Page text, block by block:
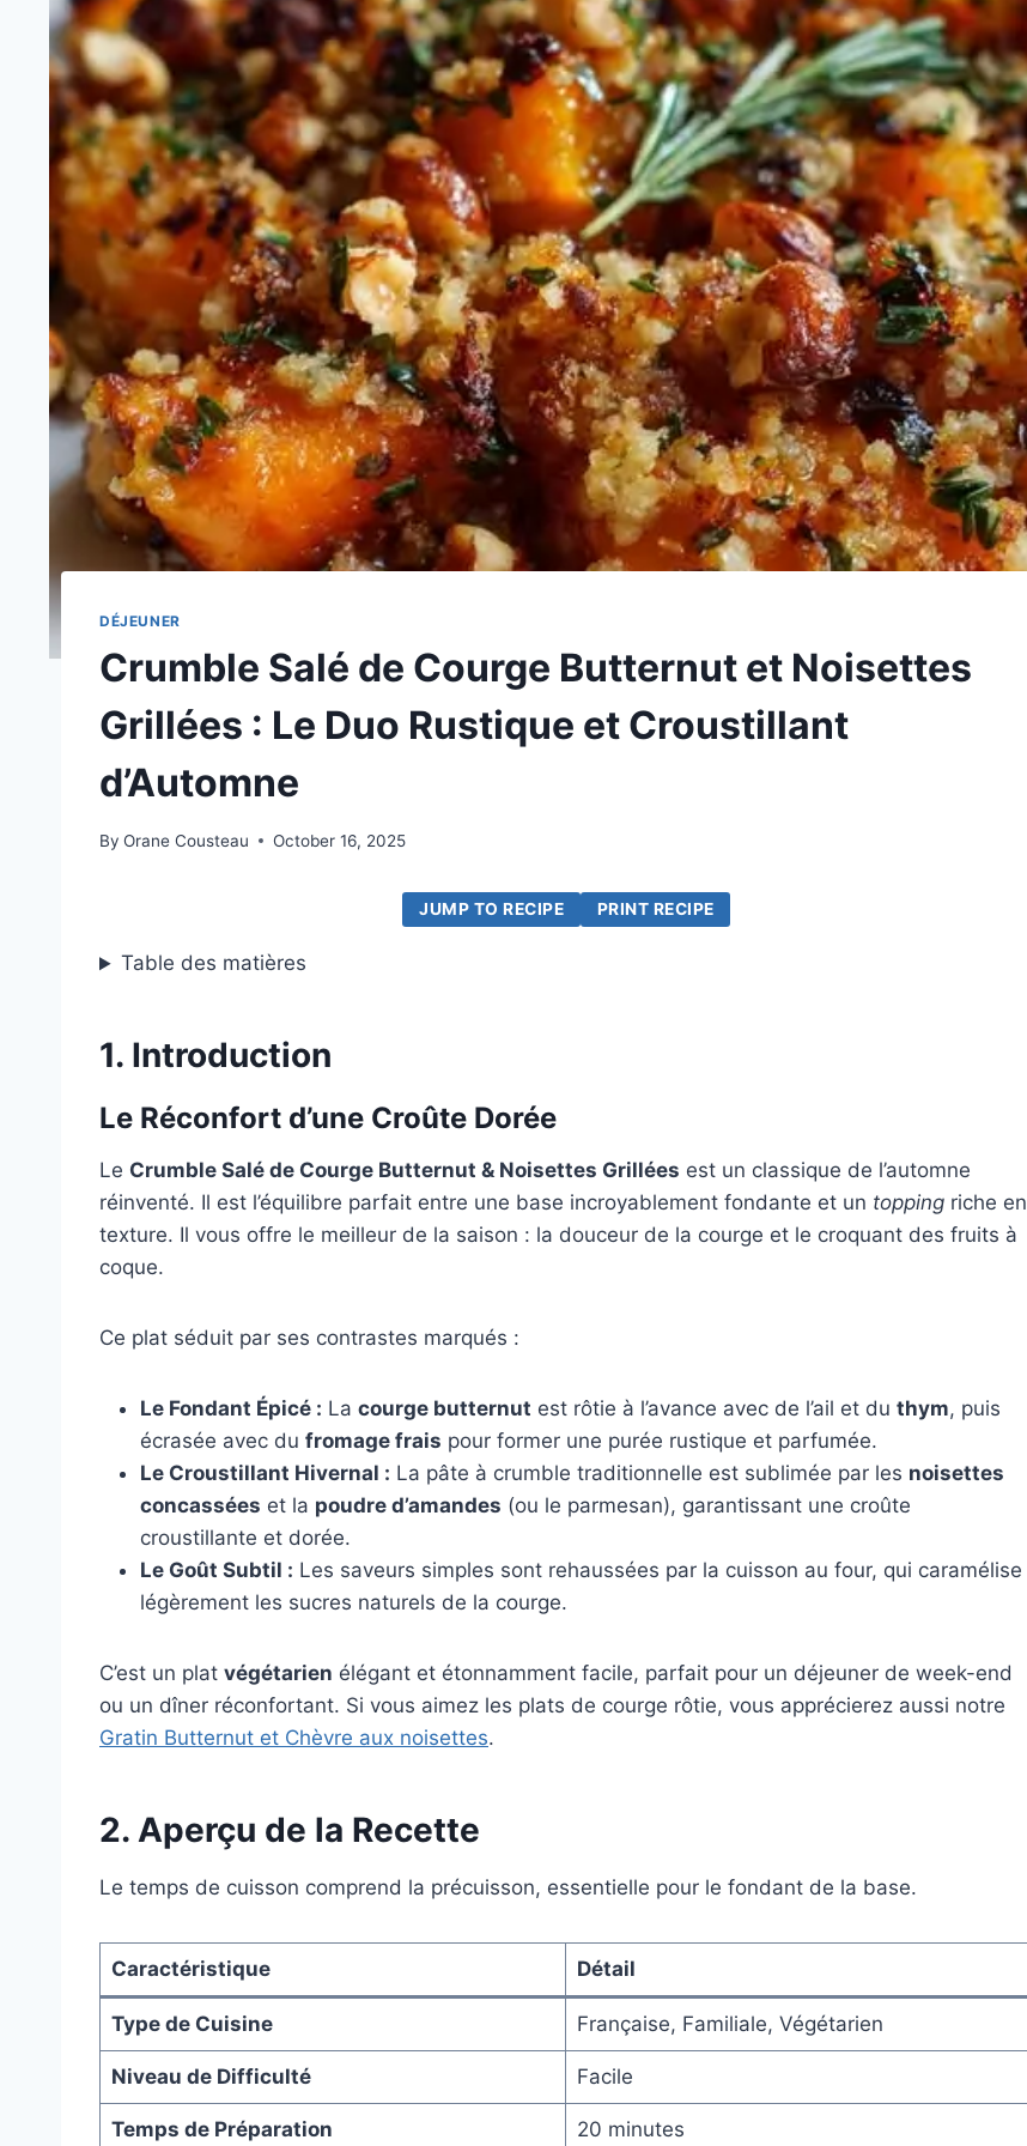
DÉJEUNER
Crumble Salé de Courge Butternut et Noisettes
Grillées : Le Duo Rustique et Croustillant
d’Automne
By Orane Cousteau October 16, 2025
JUMP TO RECIPE PRINT RECIPE
Table des matières
1. Introduction
Le Réconfort d’une Croûte Dorée
Le Crumble Salé de Courge Butternut & Noisettes Grillées est un classique de l’automne
réinventé. Il est l’équilibre parfait entre une base incroyablement fondante et un topping riche en
texture. Il vous offre le meilleur de la saison : la douceur de la courge et le croquant des fruits à
coque.
Ce plat séduit par ses contrastes marqués :
Le Fondant Épicé : La courge butternut est rôtie à l’avance avec de l’ail et du thym, puis
écrasée avec du fromage frais pour former une purée rustique et parfumée.
Le Croustillant Hivernal : La pâte à crumble traditionnelle est sublimée par les noisettes
concassées et la poudre d’amandes (ou le parmesan), garantissant une croûte
croustillante et dorée.
Le Goût Subtil : Les saveurs simples sont rehaussées par la cuisson au four, qui caramélise
légèrement les sucres naturels de la courge.
C’est un plat végétarien élégant et étonnamment facile, parfait pour un déjeuner de week-end
ou un dîner réconfortant. Si vous aimez les plats de courge rôtie, vous apprécierez aussi notre
Gratin Butternut et Chèvre aux noisettes.
2. Aperçu de la Recette
Le temps de cuisson comprend la précuisson, essentielle pour le fondant de la base.
Caractéristique Détail
Type de Cuisine Française, Familiale, Végétarien
Niveau de Difficulté Facile
Temps de Préparation 20 minutes